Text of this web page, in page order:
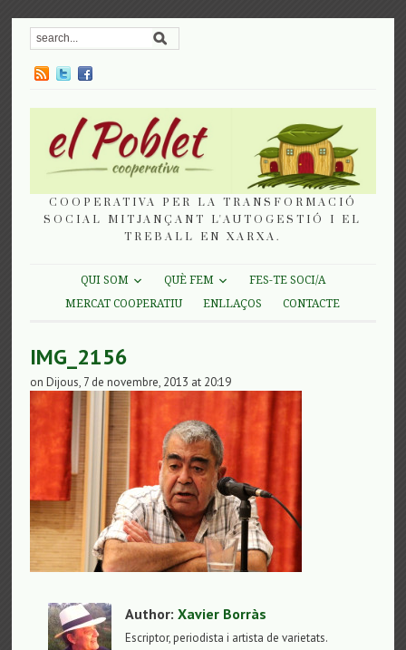
COOPERATIVA PER LA TRANSFORMACIÓ
SOCIAL MITJANÇANT L'AUTOGESTIÓ I EL
TREBALL EN XARXA.
QUI SOM QUÈ FEM
FES-TE SOCI/A
MERCAT COOPERATIU
ENLLAÇOS CONTACTE
IMG_2156
on Dijous, 7 de novembre, 2013 at 20:19
Author:Xavier Borràs
Escriptor, periodista i artista de varietats.